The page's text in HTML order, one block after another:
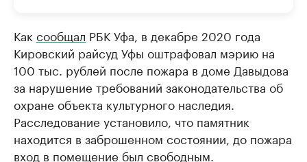
Как сообщал РБК Уфа, в декабре 2020 года
Кировский райсуд Уфы оштрафовал мэрию на
100 тыс. рублей после пожара в доме Давыдова
за нарушение требований законодательства об
охране объекта культурного наследия.
Расследование установило, что памятник
находится в заброшенном состоянии, до пожара
вход в помещение был свободным.